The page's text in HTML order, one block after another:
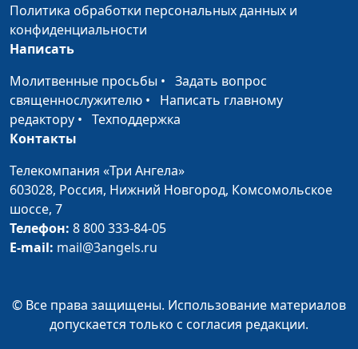
Политика обработки персональных данных и
конфиденциальности
Написать
Молитвенные просьбы • Задать вопрос
священнослужителю • Написать главному
редактору • Техподдержка
Контакты
Телекомпания «Три Ангела»
603028, Россия, Нижний Новгород, Комсомольское
шоссе, 7
Телефон: 8 800 333-84-05
E-mail: mail@3angels.ru
© Все права защищены. Использование материалов
допускается только с согласия редакции.